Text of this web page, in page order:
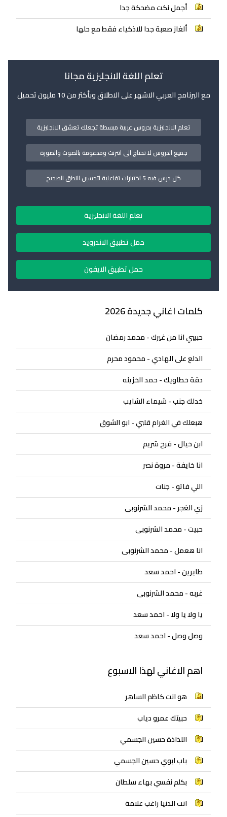
أجمل نكت مضحكة جدا
ألغاز صعبة جدا للاذكياء فقط مع حلها
تعلم اللغة الانجليزية مجانا
مع البرنامج العربي الاشهر على الاطلاق وبأكثر من 10 مليون تحميل
تعلم الانجليزية بدروس عربية مبسطة تجعلك تعشق الانجليزية
جميع الدروس لا تحتاج الى انترنت ومدعومة بالصوت والصورة
كل درس فيه 5 اختبارات تفاعلية لتحسين النطق الصحيح
تعلم اللغة الانجليزية
حمل تطبيق الاندرويد
حمل تطبيق الايفون
كلمات اغاني جديدة 2026
حبيبي انا من غيرك - محمد رمضان
الدلع على الهادي - محمود محرم
دقة خطاويك - حمد الخزينه
خدلك جنب - شيماء الشايب
هبعلك في الغرام قلبي - ابو الشوق
ابن خيال - فرح شريم
انا خايفة - مروة نصر
اللي فاتو - جنات
زي الغجر - محمد الشرنوبى
حبيت - محمد الشرنوبى
انا هعمل - محمد الشرنوبى
طايرين - احمد سعد
غربه - محمد الشرنوبى
يا ولا يا ولا - احمد سعد
وصل وصل - احمد سعد
اهم الاغاني لهذا الاسبوع
هو انت كاظم الساهر
حبيتك عمرو دياب
اللذاذة حسين الجسمي
باب ابوي حسين الجسمي
بكلم نفسي بهاء سلطان
انت الدنيا راغب علامة